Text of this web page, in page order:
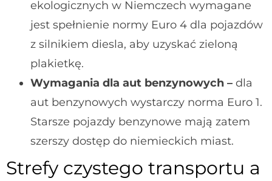
ekologicznych w Niemczech wymagane
jest spełnienie normy Euro 4 dla pojazdów
z silnikiem diesla, aby uzyskać zieloną
plakietkę.
Wymagania dla aut benzynowych – dla
aut benzynowych wystarczy norma Euro 1.
Starsze pojazdy benzynowe mają zatem
szerszy dostęp do niemieckich miast.
Strefy czystego transportu a